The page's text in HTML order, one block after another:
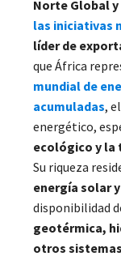
Norte Global
las iniciativas
líder de
que África
mundial de
acumuladas,
energético,
ecológico y la
Su riqueza
energía solar
disponibilidad
geotérmica,
otros